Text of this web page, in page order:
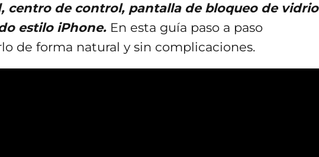
centro de control, pantalla de bloqueo de vidrio
estilo iPhone. En esta guía paso a paso
de forma natural y sin complicaciones.